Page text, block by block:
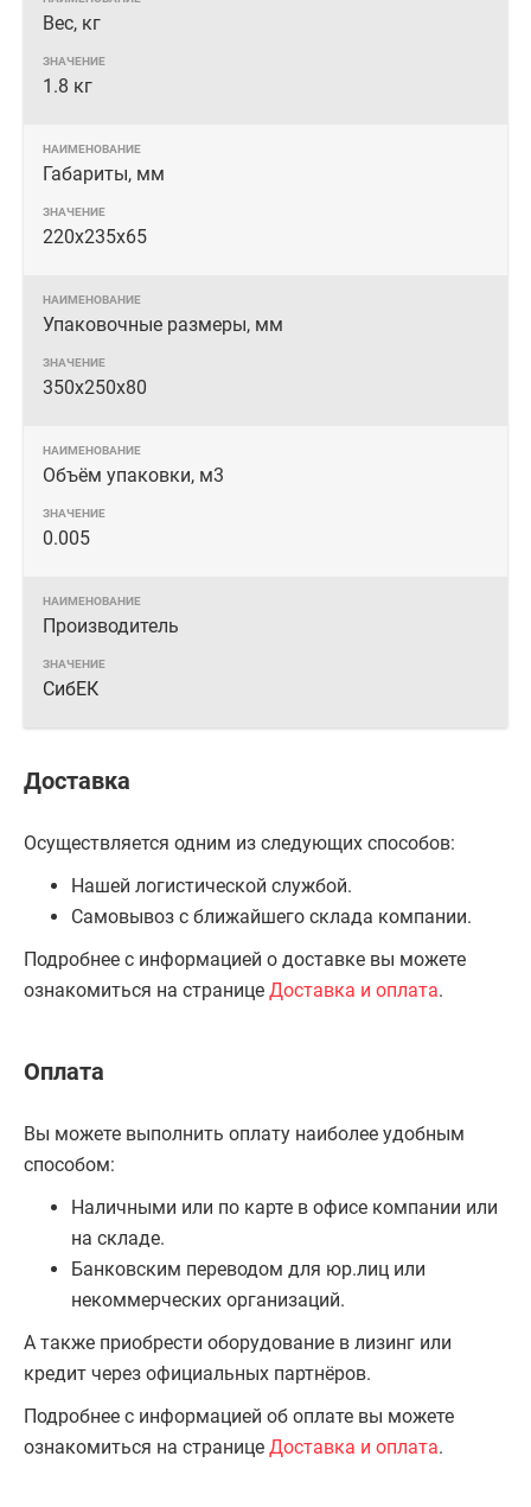
Вес, кг
1.8 кг
Габариты, мм
220х235х65
Упаковочные размеры, мм
350x250x80
Объём упаковки, м3
0.005
Производитель
СибЕК
Доставка
Осуществляется одним из следующих способов:
Нашей логистической службой.
Самовывоз с ближайшего склада компании.
Подробнее с информацией о доставке вы можете
ознакомиться на странице Доставка и оплата.
Оплата
Вы можете выполнить оплату наиболее удобным
способом:
Наличными или по карте в офисе компании или
на складе.
Банковским переводом для юр.лиц или
некоммерческих организаций.
А также приобрести оборудование в лизинг или
кредит через официальных партнёров.
Подробнее с информацией об оплате вы можете
ознакомиться на странице Доставка и оплата.